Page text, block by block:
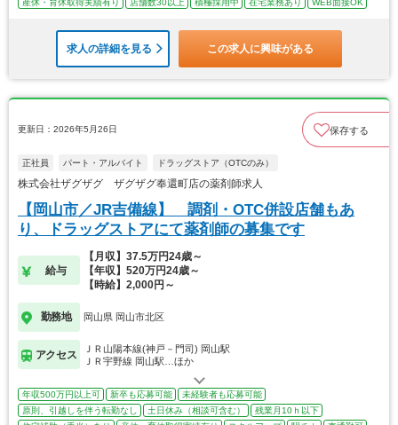
産休・育休取得実績有り
店舗数30以上 積極採用中 在宅業務あり WEB面接OK
求人の詳細を見る この求人に興味がある
更新日：2026年5月26日 保存する
正社員 パート・アルバイト ドラッグストア（OTCのみ）
株式会社ザグザグ ザグザグ奉還町店の薬剤師求人
【岡山市／JR吉備線】 調剤・OTC併設店舗もあ
り、ドラッグストアにて薬剤師の募集です
給与
【月収】37.5万円24歳～
【年収】520万円24歳～
【時給】2,000円～
勤務地 岡山県 岡山市北区
アクセス
ＪＲ山陽本線(神戸－門司) 岡山駅
ＪＲ宇野線 岡山駅…ほか
年収500万円以上可 新卒も応募可能
未経験者も応募可能
原則、引越しを伴う転勤なし
土日休み（相談可含む）
残業月10ｈ以下